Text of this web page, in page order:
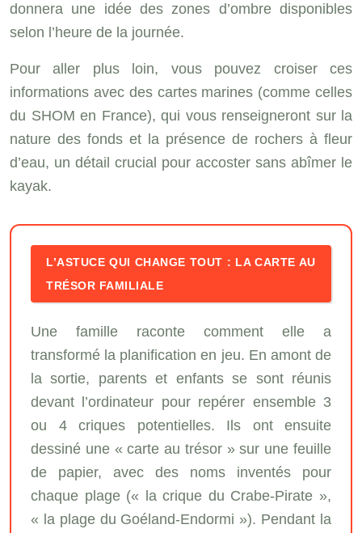
donnera une idée des zones d’ombre disponibles
selon l’heure de la journée.
Pour aller plus loin, vous pouvez croiser ces
informations avec des cartes marines (comme celles
du SHOM en France), qui vous renseigneront sur la
nature des fonds et la présence de rochers à fleur
d’eau, un détail crucial pour accoster sans abîmer le
kayak.
L’ASTUCE QUI CHANGE TOUT : LA CARTE AU
TRÉSOR FAMILIALE
Une famille raconte comment elle a
transformé la planification en jeu. En amont de
la sortie, parents et enfants se sont réunis
devant l’ordinateur pour repérer ensemble 3
ou 4 criques potentielles. Ils ont ensuite
dessiné une « carte au trésor » sur une feuille
de papier, avec des noms inventés pour
chaque plage (« la crique du Crabe-Pirate »,
« la plage du Goéland-Endormi »). Pendant la